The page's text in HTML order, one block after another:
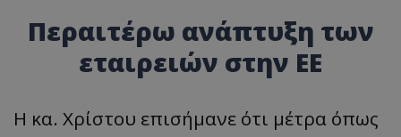
Περαιτέρω ανάπτυξη των
εταιρειών στην ΕΕ
Η κα. Χρίστου επισήμανε ότι μέτρα όπως